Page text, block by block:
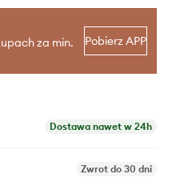
za min.
Pobierz APP
Dostawa nawet w 24h
Zwrot do 30 dni